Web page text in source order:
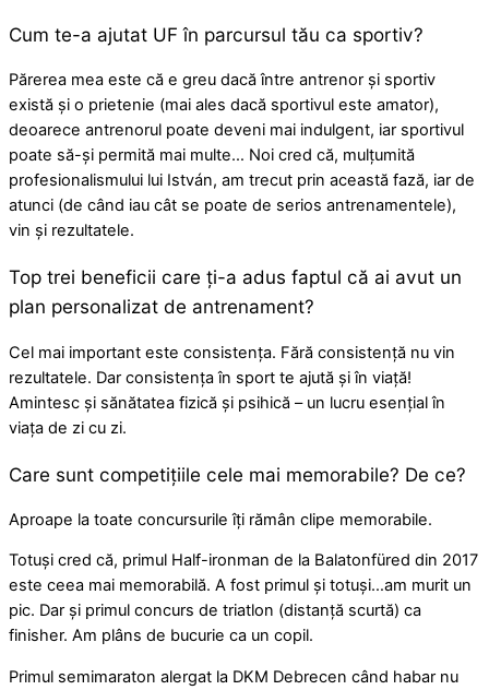
Cum te-a ajutat UF în parcursul tău ca sportiv?
Părerea mea este că e greu dacă între antrenor și sportiv
există și o prietenie (mai ales dacă sportivul este amator),
deoarece antrenorul poate deveni mai indulgent, iar sportivul
poate să-și permită mai multe… Noi cred că, mulțumită
profesionalismului lui István, am trecut prin această fază, iar de
atunci (de când iau cât se poate de serios antrenamentele),
vin și rezultatele.
Top trei beneficii care ți-a adus faptul că ai avut un
plan personalizat de antrenament?
Cel mai important este consistența. Fără consistență nu vin
rezultatele. Dar consistența în sport te ajută și în viață!
Amintesc și sănătatea fizică și psihică – un lucru esențial în
viața de zi cu zi.
Care sunt competițiile cele mai memorabile? De ce?
Aproape la toate concursurile îți rămân clipe memorabile.
Totuși cred că, primul Half-ironman de la Balatonfüred din 2017
este ceea mai memorabilă. A fost primul și totuși…am murit un
pic. Dar și primul concurs de triatlon (distanță scurtă) ca
finisher. Am plâns de bucurie ca un copil.
Primul semimaraton alergat la DKM Debrecen când habar nu